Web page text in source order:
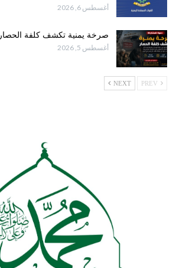
أغسطس 6, 2026
صرخة يمنية تكشف كلفة الحصار
أغسطس 5, 2026
NEXT